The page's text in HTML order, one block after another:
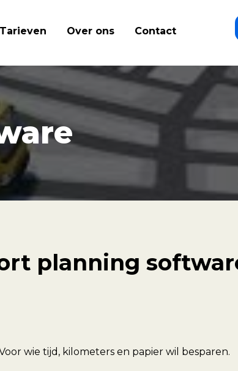
Tarieven Over ons Contact
planning
wie tijd, kilometers en papier wil besparen.